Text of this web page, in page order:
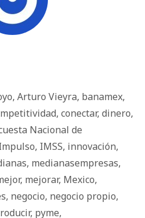
, Arturo Vieyra, banamex,
, conectar, dinero,
Nacional de
, IMSS, innovación,
, medianasempresas,
, mejorar, Mexico,
, negocio, negocio propio,
, pyme,